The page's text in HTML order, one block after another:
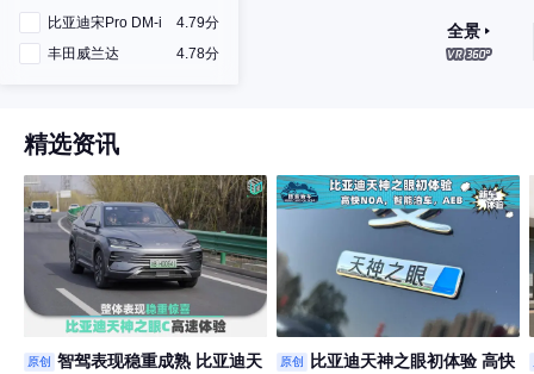
比亚迪宋Pro DM-i
4.79分
丰田威兰达
4.78分
全景
精选资讯
原创
智驾表现稳重成熟 比亚迪天
原创
比亚迪天神之眼初体验 高快